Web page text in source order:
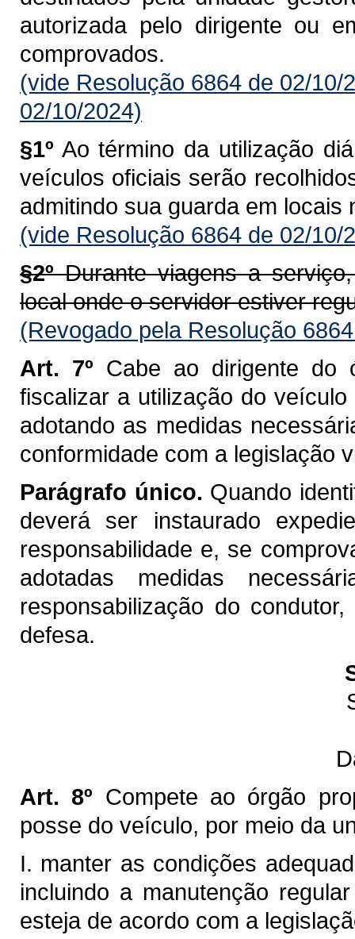
autorizada pelo dirigente ou
comprovados.
(vide Resolução 6864 de 02/10/
02/10/2024)
§1º Ao término da utilização
veículos oficiais serão
admitindo sua guarda em
(vide Resolução 6864 de 02/10/
§2ºDurante viagens a
local onde o servidor estiver
(Revogado pela Resolução
Art. 7º Cabe ao dirigente do
fiscalizar a utilização do
adotando as medidas
conformidade com a legislação
Parágrafo único. Quando
deverá ser instaurado
responsabilidade e, se
adotadas medidas
responsabilização do
defesa.
Art. 8º Compete ao órgão
posse do veículo, por meio da
I. manter as condições
incluindo a manutenção
esteja de acordo com a